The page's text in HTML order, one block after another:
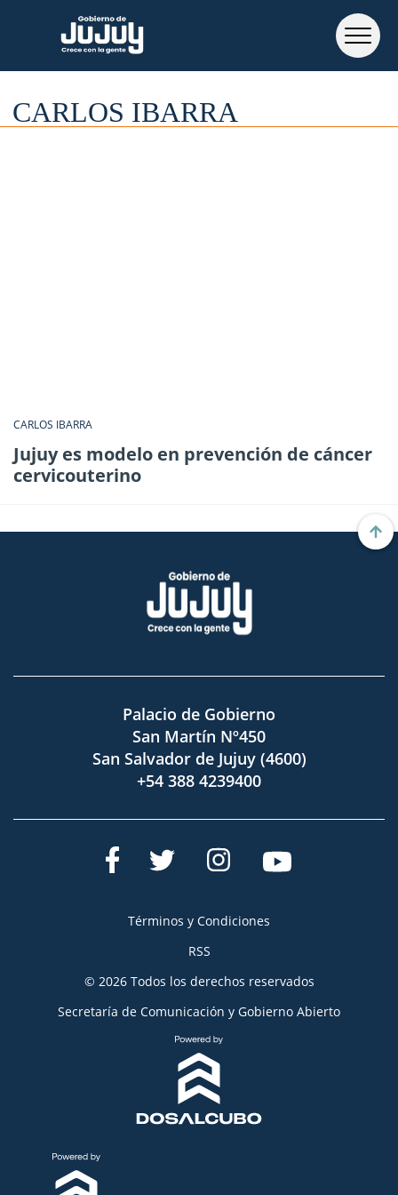
CARLOS IBARRA
CARLOS IBARRA
Jujuy es modelo en prevención de cáncer
cervicouterino
Palacio de Gobierno
San Martín Nº450
San Salvador de Jujuy (4600)
+54 388 4239400
Términos y Condiciones
RSS
© 2026 Todos los derechos reservados
Secretaría de Comunicación y Gobierno Abierto